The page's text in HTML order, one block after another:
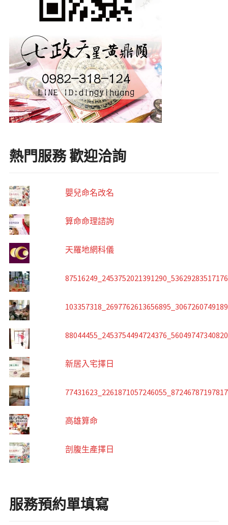
熱門服務 歡迎洽詢
嬰兒命名改名
算命命理諮詢
天羅地網科儀
新居入宅擇日
高雄算命
剖腹生產擇日
服務預約單填寫